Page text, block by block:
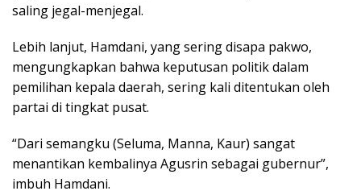
saling jegal-menjegal.
Lebih lanjut, Hamdani, yang sering disapa pakwo,
mengungkapkan bahwa keputusan politik dalam
pemilihan kepala daerah, sering kali ditentukan oleh
partai di tingkat pusat.
“Dari semangku (Seluma, Manna, Kaur) sangat
menantikan kembalinya Agusrin sebagai gubernur”,
imbuh Hamdani.